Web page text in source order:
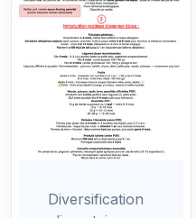
Diversification